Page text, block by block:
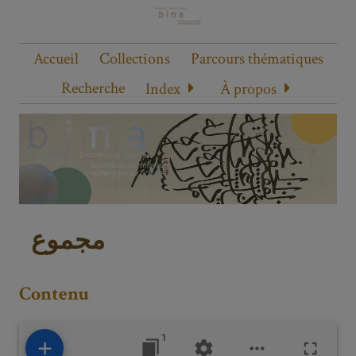
Accueil Collections
Parcours thématiques
Recherche
Index À propos
مجموع
Contenu
1